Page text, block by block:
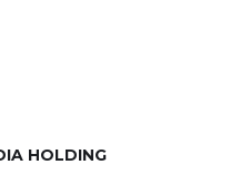
HOLDING